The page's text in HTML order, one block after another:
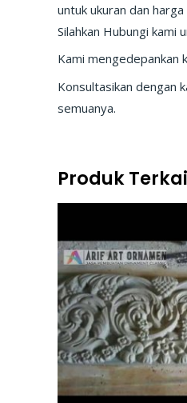
untuk ukuran dan
Silahkan Hubungi kami
Kami mengedepankan
Konsultasikan dengan
semuanya.
Produk